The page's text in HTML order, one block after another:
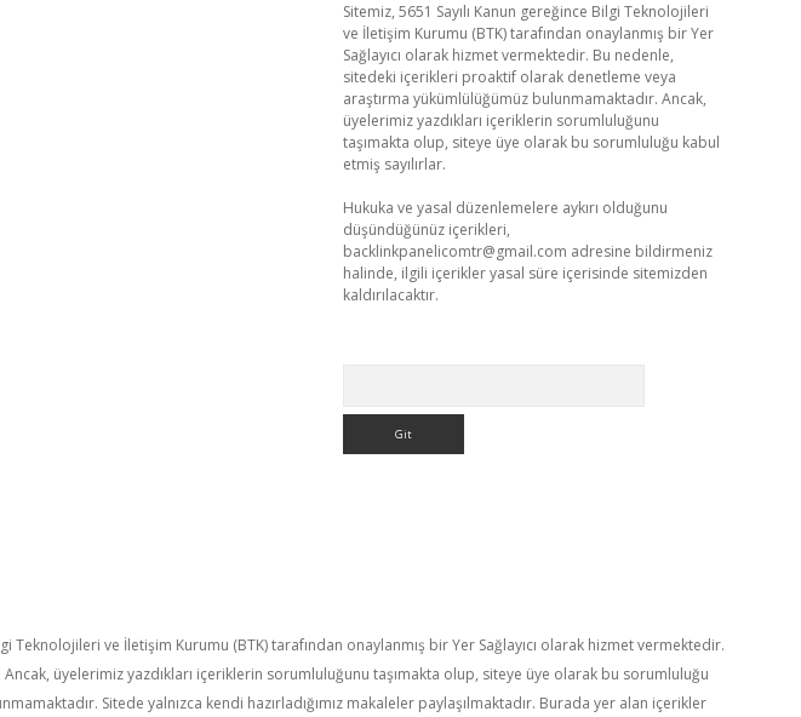
Sitemiz, 5651 Sayılı Kanun gereğince Bilgi Teknolojileri
ve İletişim Kurumu (BTK) tarafından onaylanmış bir Yer
Sağlayıcı olarak hizmet vermektedir. Bu nedenle,
sitedeki içerikleri proaktif olarak denetleme veya
araştırma yükümlülüğümüz bulunmamaktadır. Ancak,
üyelerimiz yazdıkları içeriklerin sorumluluğunu
taşımakta olup, siteye üye olarak bu sorumluluğu kabul
etmiş sayılırlar.
Hukuka ve yasal düzenlemelere aykırı olduğunu
düşündüğünüz içerikleri,
backlinkpanelicomtr@gmail.com adresine bildirmeniz
halinde, ilgili içerikler yasal süre içerisinde sitemizden
kaldırılacaktır.
Teknolojileri ve İletişim Kurumu (BTK) tarafından onaylanmış bir Yer Sağlayıcı olarak hizmet vermektedir.
üyelerimiz yazdıkları içeriklerin sorumluluğunu taşımakta olup, siteye üye olarak bu sorumluluğu
Sitede yalnızca kendi hazırladığımız makaleler paylaşılmaktadır. Burada yer alan içerikler